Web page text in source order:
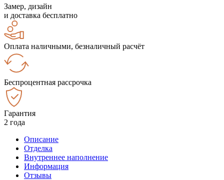
Замер, дизайн
и доставка бесплатно
Оплата наличными, безналичный расчёт
Беспроцентная рассрочка
Гарантия
2 года
Описание
Отделка
Внутреннее наполнение
Информация
Отзывы